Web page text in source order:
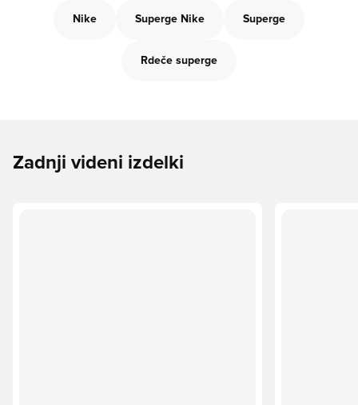
Nike Superge Nike Superge
Rdeče superge
Zadnji videni izdelki